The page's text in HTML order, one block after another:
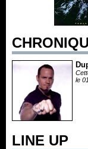
le
LINE UP